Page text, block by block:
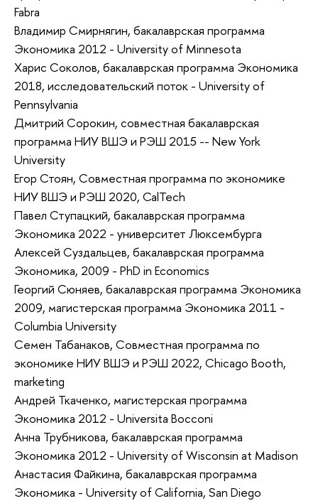
Fabra
Владимир Смирнягин, бакалаврская программа
Экономика 2012 - University of Minnesota
Харис Соколов, бакалаврская программа Экономика
2018, исследовательский поток - University of
Pennsylvania
Дмитрий Сорокин, cовместная бакалаврская
программа НИУ ВШЭ и РЭШ 2015 -- New York
University
Егор Стоян, Совместная программа по экономике
НИУ ВШЭ и РЭШ 2020, CalTech
Павел Ступацкий, бакалаврская программа
Экономика 2022 - университет Люксембурга
Алексей Суздальцев, бакалаврская программа
Экономика, 2009 - PhD in Economics
Георгий Сюняев, бакалаврская программа Экономика
2009, магистерская программа Экономика 2011 -
Columbia University
Cемен Табанаков, Совместная программа по
экономике НИУ ВШЭ и РЭШ 2022, Chicago Booth,
marketing
Андрей Ткаченко, магистерская программа
Экономика 2012 - Universita Bocconi
Анна Трубникова, бакалаврская программа
Экономика 2012 - University of Wisconsin at Madison
Анастасия Файкина, бакалаврская программа
Экономика - University of California, San Diego